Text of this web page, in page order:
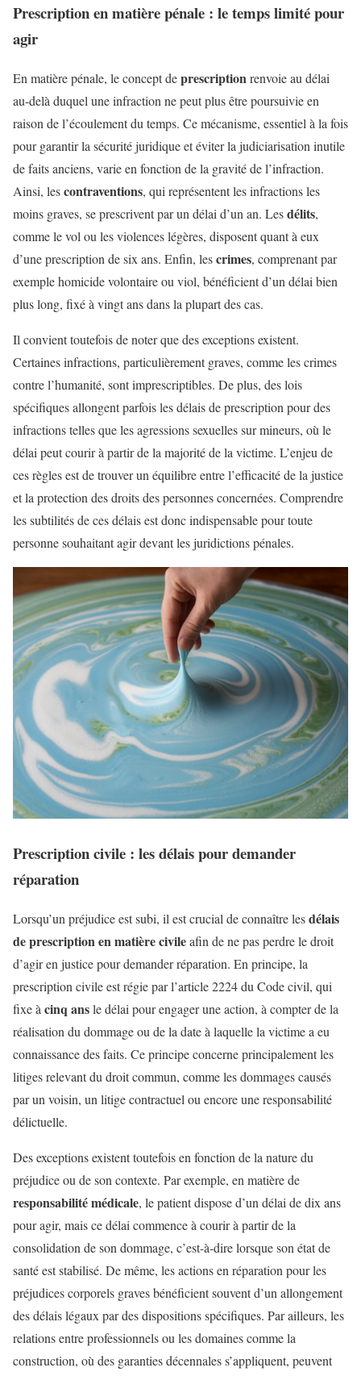
Prescription en matière pénale : le temps limité pour
agir
En matière pénale, le concept deprescriptionrenvoie au délai
au-delà duquel une infraction ne peut plus être poursuivie en
raison de l’écoulement du temps. Ce mécanisme, essentiel à la fois
pour garantir la sécurité juridique et éviter la judiciarisation inutile
de faits anciens, varie en fonction de la gravité de l’infraction.
Ainsi, lescontraventions, qui représentent les infractions les
moins graves, se prescrivent par un délai d’un an. Lesdélits,
comme le vol ou les violences légères, disposent quant à eux
d’une prescription de six ans. Enfin, lescrimes, comprenant par
exemple homicide volontaire ou viol, bénéficient d’un délai bien
plus long, fixé à vingt ans dans la plupart des cas.
Il convient toutefois de noter que des exceptions existent.
Certaines infractions, particulièrement graves, comme les crimes
contre l’humanité, sont imprescriptibles. De plus, des lois
spécifiques allongent parfois les délais de prescription pour des
infractions telles que les agressions sexuelles sur mineurs, où le
délai peut courir à partir de la majorité de la victime. L’enjeu de
ces règles est de trouver un équilibre entre l’efficacité de la justice
et la protection des droits des personnes concernées. Comprendre
les subtilités de ces délais est donc indispensable pour toute
personne souhaitant agir devant les juridictions pénales.
Prescription civile : les délais pour demander
réparation
Lorsqu’un préjudice est subi, il est crucial de connaître lesdélais
de prescription en matière civileafin de ne pas perdre le droit
d’agir en justice pour demander réparation. En principe, la
prescription civile est régie par l’article 2224 du Code civil, qui
fixe à cinq ansle délai pour engager une action, à compter de la
réalisation du dommage ou de la date à laquelle la victime a eu
connaissance des faits. Ce principe concerne principalement les
litiges relevant du droit commun, comme les dommages causés
par un voisin, un litige contractuel ou encore une responsabilité
délictuelle.
Des exceptions existent toutefois en fonction de la nature du
préjudice ou de son contexte. Par exemple, en matière de
responsabilité médicale, le patient dispose d’un délai de dix ans
pour agir, mais ce délai commence à courir à partir de la
consolidation de son dommage, c’est-à-dire lorsque son état de
santé est stabilisé. De même, les actions en réparation pour les
préjudices corporels graves bénéficient souvent d’un allongement
des délais légaux par des dispositions spécifiques. Par ailleurs, les
relations entre professionnels ou les domaines comme la
construction, où des garanties décennales s’appliquent, peuvent